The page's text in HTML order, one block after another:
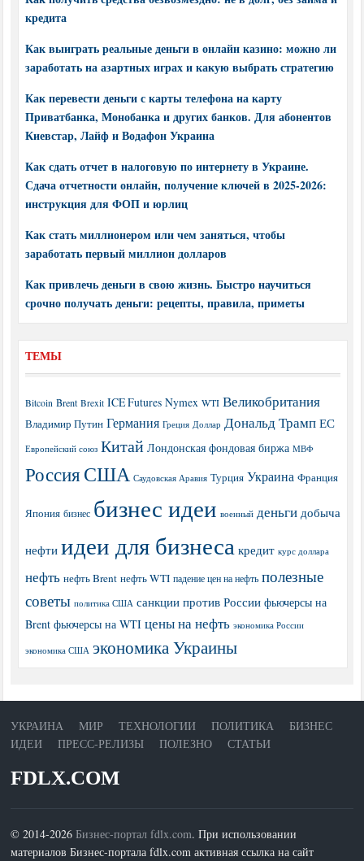
кредита
Как выиграть реальные деньги в онлайн казино: можно ли
заработать на азартных играх и какую выбрать стратегию
Как перевести деньги с карты телефона на карту
Приватбанка, Монобанка и других банков. Для абонентов
Киевстар, Лайф и Водафон Украина
Как сдать отчет в налоговую по интернету в Украине.
Сдача отчетности онлайн, получение ключей в 2025-2026:
инструкция для ФОП и юрлиц
Как стать миллионером или чем заняться, чтобы
заработать первый миллион долларов
Как привлечь деньги в свою жизнь. Быстро научиться
срочно получать деньги: рецепты, правила, приметы
ТЕМЫ
Bitcoin Brent Brexit ICE Futures Nymex WTI Великобритания
Владимир Путин Германия Греция Доллар Дональд Трамп ЕС
Европейский союз Китай Лондонская фондовая биржа МВФ
РоссияСША Саудовская Аравия Турция Украина Франция
Япония бизнес бизнес идеи военный деньги добыча
нефти идеи для бизнеса кредит курс доллара
нефть нефть Brent нефть WTI падение цен на нефть полезные
советы политика США санкции против России фьючерсы на
Brent фьючерсы на WTI цены на нефть экономика России
экономика США экономика Украины
УКРАИНА МИР ТЕХНОЛОГИИ ПОЛИТИКА
БИЗНЕС
ИДЕИ
ПРЕСС-РЕЛИЗЫ ПОЛЕЗНО СТАТЬИ
FDLX.COM
© 2014-2026Бизнес-портал fdlx.com. При использовании
материалов Бизнес-портала fdlx.com активная ссылка на сайт